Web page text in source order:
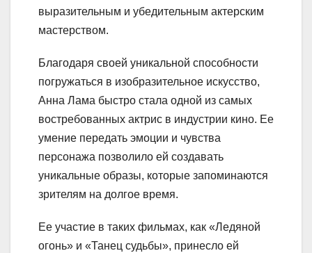
выразительным и убедительным актерским
мастерством.
Благодаря своей уникальной способности
погружаться в изобразительное искусство,
Анна Лама быстро стала одной из самых
востребованных актрис в индустрии кино. Ее
умение передать эмоции и чувства
персонажа позволило ей создавать
уникальные образы, которые запоминаются
зрителям на долгое время.
Ее участие в таких фильмах, как «Ледяной
огонь» и «Танец судьбы», принесло ей